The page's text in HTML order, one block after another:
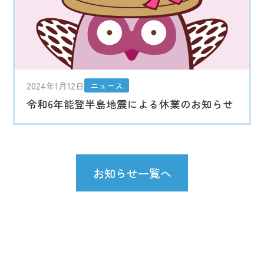
2024年1月12日 ニュース
令和6年能登半島地震による休業のお知らせ
お知らせ一覧へ